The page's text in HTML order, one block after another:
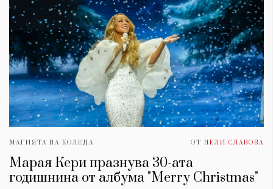
МАГИЯТА НА КОЛЕДА ОТ НЕЛИ СЛАВОВА
Марая Кери празнува 30-ата
годишнина от албума "Merry Christmas"